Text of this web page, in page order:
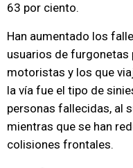
63 por ciento.
Han aumentado los
usuarios de furgonetas
motoristas y los que
la vía fue el tipo de
personas fallecidas, al
mientras que se han
colisiones frontales.